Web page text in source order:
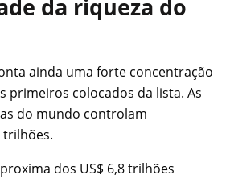
da riqueza do
ainda uma forte concentração
primeiros colocados da lista. As
do mundo controlam
trilhões.
dos US$ 6,8 trilhões